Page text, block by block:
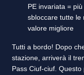
PE invariata =
sbloccare tutte le
valore migliore
Tutti a bordo! Dopo
stazione, arriverà il
Pass Ciuf-ciuf.